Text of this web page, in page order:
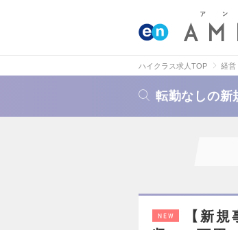
ハイクラス求人TOP 経営
転勤なしの新
NEW
【新